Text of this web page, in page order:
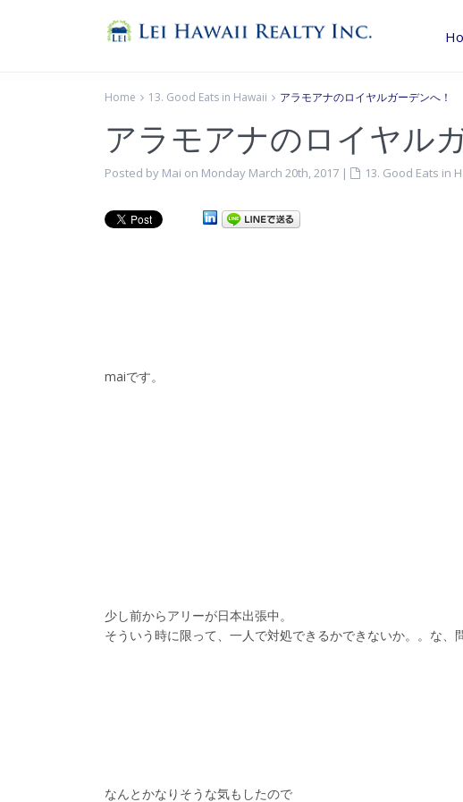
Home 13. Good Eats in Hawaii アラモアナのロイヤルガーデンへ！
アラモアナのロイヤル
Posted by Mai on Monday March 20th, 2017 | 13. Good Eats in
maiです。
少し前からアリーが日本出張中。
そういう時に限って、一人で対処できるかできないか。。な、
なんとかなりそうな気もしたので